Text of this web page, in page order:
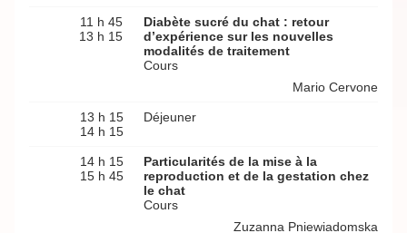
11 h 45
13 h 15
Diabète sucré du chat : retour
d’expérience sur les nouvelles
modalités de traitement
Cours
Mario Cervone
13 h 15
14 h 15
Déjeuner
14 h 15
15 h 45
Particularités de la mise à la
reproduction et de la gestation chez
le chat
Cours
Zuzanna Pniewiadomska